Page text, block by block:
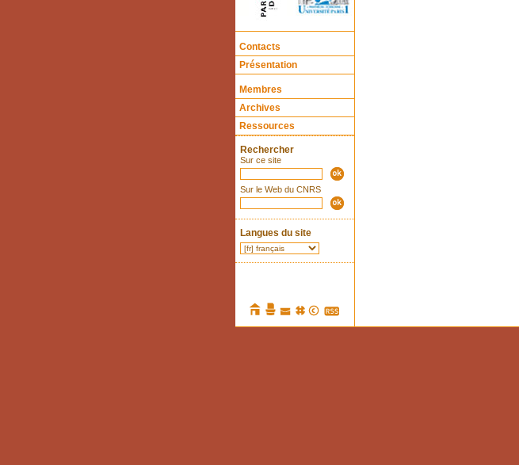
Contacts
Présentation
Membres
Archives
Ressources
Rechercher
Sur ce site
Sur le Web du CNRS
Langues du site